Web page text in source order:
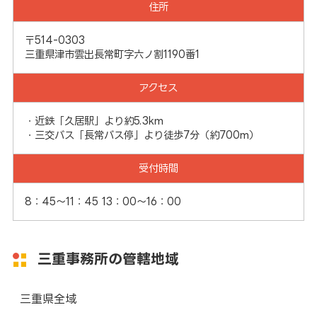
住所
〒514-0303
三重県津市雲出長常町字六ノ割1190番1
アクセス
・近鉄「久居駅」より約5.3km
・三交バス「長常バス停」より徒歩7分（約700m）
受付時間
8：45～11：45 13：00～16：00
三重事務所の管轄地域
三重県全域